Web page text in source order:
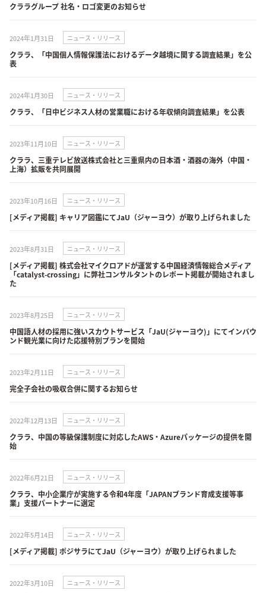
クララグループ 社名・ロゴ変更のお知らせ
2024年1月31日 ニュース・リリース
クララ、「中国個人情報保護法におけるデータ越境に関する調査結果」を公
表
2024年1月30日 ニュース・リリース
クララ、「日中ビジネス人材の営業職における年収傾向調査結果」を公表
2023年11月10日 ニュース・リリース
クララ、三重テレビ放送株式会社と三重県内の日本酒・酒器の海外（中国・
上海）拡販を共同展開
2023年10月16日 ニュース・リリース
[メディア掲載] キャリア図鑑にてJaU（ジャーヨウ）が取り上げられました
2023年8月31日 ニュース・リリース
[メディア掲載] 株式会社マイクロアドが運営する中国経済情報総合メディア
「catalyst-crossing」に弊社コンサルタントのレポート掲載が開始されまし
た
2023年8月25日 ニュース・リリース
中国語人材の採用に強いスカウトサービス「JaU(ジャーヨウ)」にてインバウ
ンド観光業に向けた応援特別プランを開始
2023年2月11日 ニュース・リリース
完全子会社の吸収合併に関するお知らせ
2022年12月13日 ニュース・リリース
クララ、中国の等級保護制度に対応したAWS・Azureパッケージの提供を開
始
2022年6月21日 ニュース・リリース
クララ、中小企業庁が実施する令和4年度「JAPANブランド育成支援等事
業」支援パートナーに選定
2022年5月14日 ニュース・リリース
[メディア掲載] ポジサラにてJaU（ジャーヨウ）が取り上げられました
2022年3月10日 ニュース・リリース